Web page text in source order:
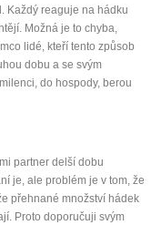
jako vy
Každý reaguje na hádku
Možná je to chyba,
lidé, kteří tento způsob
dobu a se svým
do hospody, berou
partner delší dobu
je, ale problém je v tom, že
přehnané množství hádek
Proto doporučuji svým